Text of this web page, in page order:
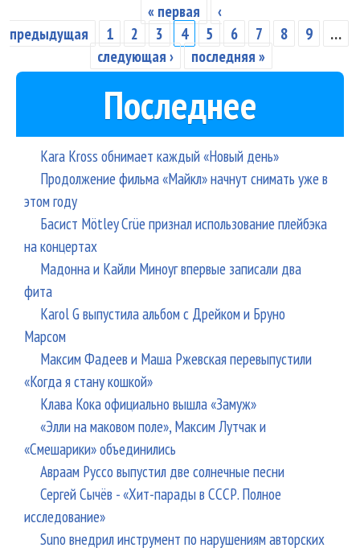
Страницы
« первая
‹
предыдущая
1 2 3 4 5 6 7 8 9
…
следующая ›
последняя »
Последнее
Kara Kross обнимает каждый «Новый день»
Продолжение фильма «Майкл» начнут снимать уже в
этом году
Басист Mötley Crüe признал использование плейбэка
на концертах
Мадонна и Кайли Миноуг впервые записали два
фита
Karol G выпустила альбом с Дрейком и Бруно
Марсом
Максим Фадеев и Маша Ржевская перевыпустили
«Когда я стану кошкой»
Клава Кока официально вышла «Замуж»
«Элли на маковом поле», Максим Лутчак и
«Смешарики» объединились
Авраам Руссо выпустил две солнечные песни
Сергей Сычёв - «Хит-парады в СССР. Полное
исследование»
Suno внедрил инструмент по нарушениям авторских